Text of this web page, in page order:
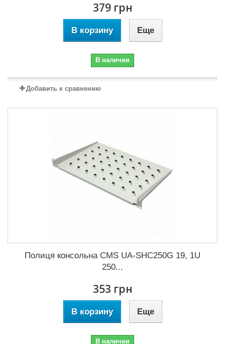
379 грн
В корзину Еще
В наличии
Добавить к сравнению
Полиця консольна CMS UA-SHC250G 19, 1U
250...
353 грн
В корзину Еще
В наличии